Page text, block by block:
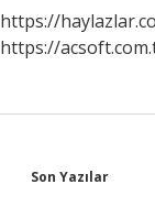
https://
https://
Son Yazılar